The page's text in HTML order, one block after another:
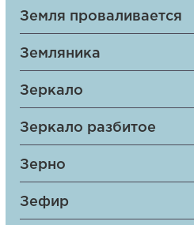
Земля проваливается
Земляника
Зеркало
Зеркало разбитое
Зерно
Зефир